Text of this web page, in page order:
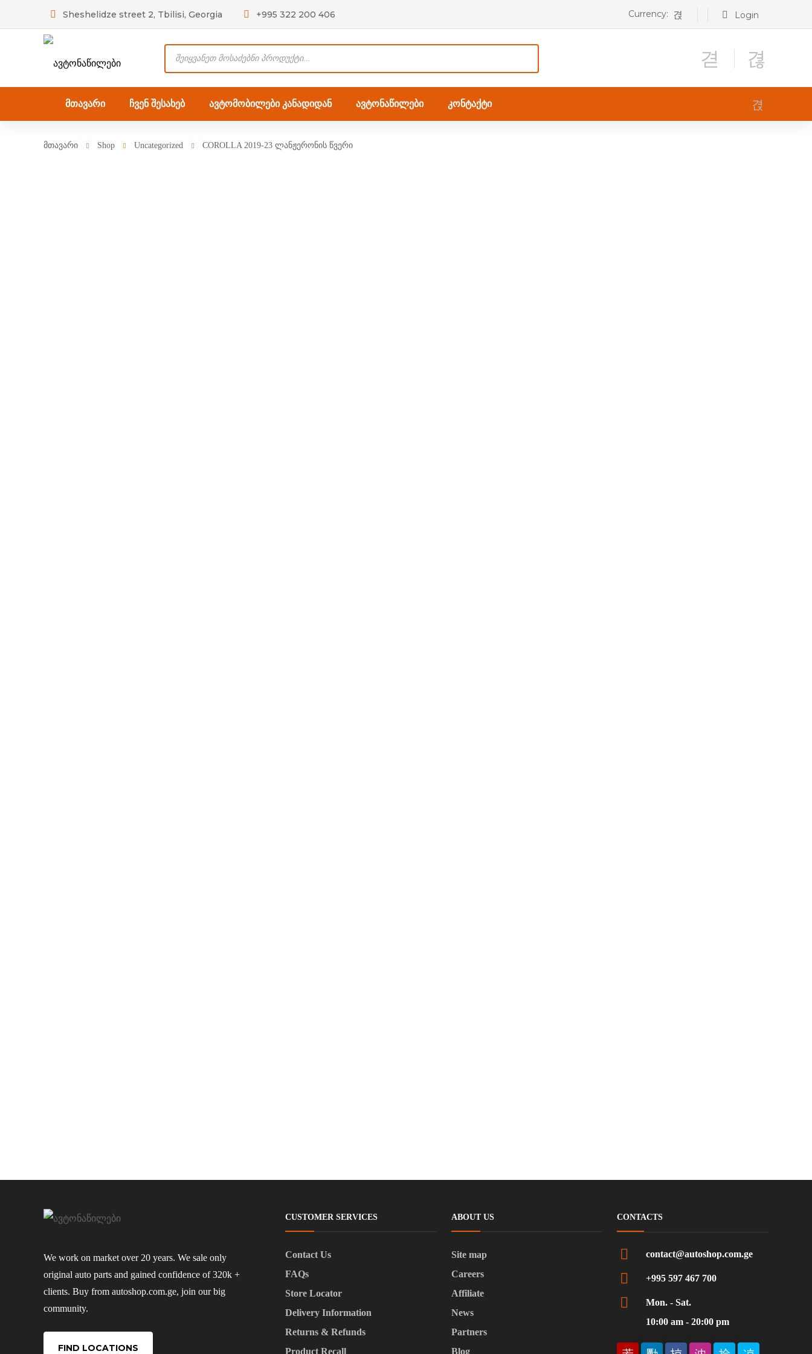
Sheshelidze street 2, Tbilisi, Georgia +995 322 200 406 Login
Currency:
Products
search
მთავარი ჩვენ შესახებ ავტომობილები კანადიდან ავტონაწილები კონტაქტი
მთავარი Shop Uncategorized COROLLA 2019-23 ლანჟერონის წვერი
We work on market over 20 years. We sale only
original auto parts and gained confidence of 320k +
clients. Buy from autoshop.com.ge, join our big
community.
FIND LOCATIONS
CUSTOMER SERVICES
Contact Us
FAQs
Store Locator
Delivery Information
Returns & Refunds
Product Recall
ABOUT US
Site map
Careers
Affiliate
News
Partners
Blog
CONTACTS
contact@autoshop.com.ge
+995 597 467 700
Mon. - Sat.
10:00 am - 20:00 pm